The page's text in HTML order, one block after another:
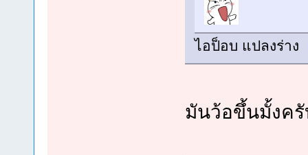
ไอป็อบ แปลงร่าง
มันว้อขึ้นมั้งค